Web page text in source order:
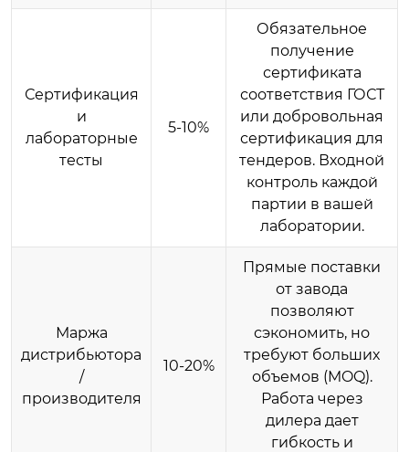
Сертификация
и
лабораторные
тесты
5-10%
Обязательное
получение
сертификата
соответствия ГОСТ
или добровольная
сертификация для
тендеров. Входной
контроль каждой
партии в вашей
лаборатории.
Маржа
дистрибьютора
/
производителя
10-20%
Прямые поставки
от завода
позволяют
сэкономить, но
требуют больших
объемов (MOQ).
Работа через
дилера дает
гибкость и